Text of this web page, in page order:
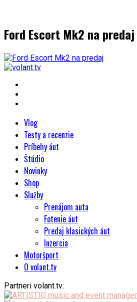
Ford Escort Mk2 na predaj
Vlog
Testy a recenzie
Príbehy áut
Štúdio
Novinky
Shop
Služby
Prenájom auta
Fotenie áut
Predaj klasických áut
Inzercia
Motoršport
O volant.tv
Partneri volant.tv: